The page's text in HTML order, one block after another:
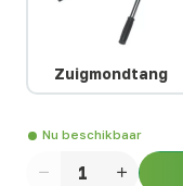
Zuigmondtang
Nu beschikbaar
Aantal